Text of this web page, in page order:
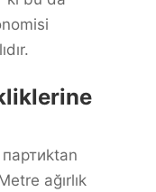
ağırlık